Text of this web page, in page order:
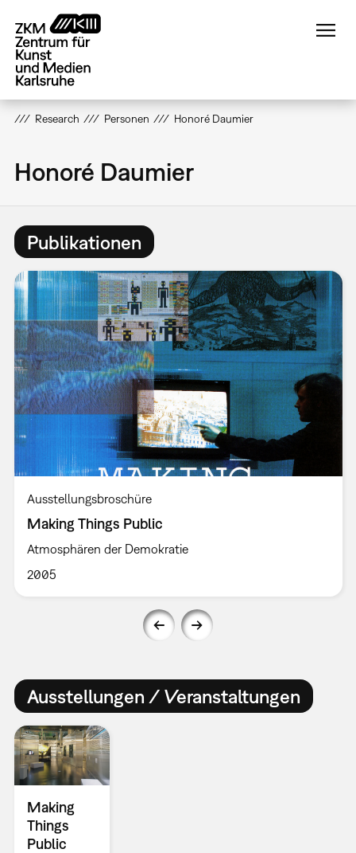
zum
Inhalt
Research Personen Honoré Daumier
Honoré Daumier
Publikationen
Ausstellungsbroschüre
Making Things Public
Atmosphären der Demokratie
2005
Ausstellungen / Veranstaltungen
Making
Things
Public